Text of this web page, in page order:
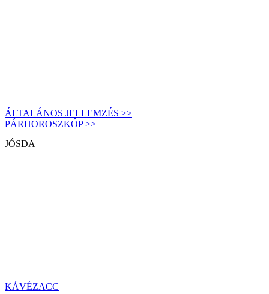
ÁLTALÁNOS JELLEMZÉS >>
PÁRHOROSZKÓP >>
JÓSDA
KÁVÉZACC